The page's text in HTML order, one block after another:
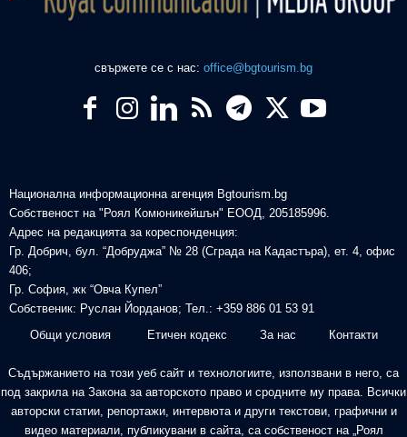
свържете се с нас: office@bgtourism.bg
Национална информационна агенция Bgtourism.bg
Собственост на "Роял Комюникейшън" ЕООД, 205185996.
Адрес на редакцията за кореспонденция:
Гр. Добрич, бул. “Добруджа” № 28 (Сграда на Кадастъра), ет. 4, офис
406;
Гр. София, жк “Овча Купел”
Собственик: Руслан Йорданов; Тел.: +359 886 01 53 91
Общи условия
Етичен кодекс За нас Контакти
Съдържанието на този уеб сайт и технологиите, използвани в него, са
под закрила на Закона за авторското право и сродните му права. Всички
авторски статии, репортажи, интервюта и други текстови, графични и
видео материали, публикувани в сайта, са собственост на „Роял